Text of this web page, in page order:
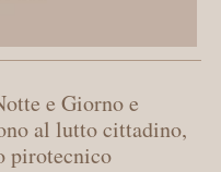
e Giorno e
al lutto cittadino,
pirotecnico